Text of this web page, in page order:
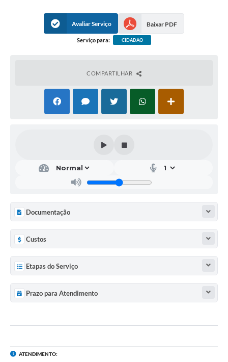
Avaliar Serviço Baixar PDF
Serviço para: CIDADÃO
COMPARTILHAR
Documentação
Custos
Etapas do Serviço
Prazo para Atendimento
ATENDIMENTO: